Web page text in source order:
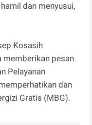
dan menyusui,
Kosasih
memberikan pesan
Pelayanan
dan
Gratis (MBG).